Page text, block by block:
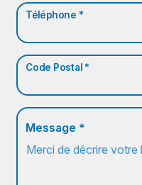
Téléphone *
Code Postal *
Message *